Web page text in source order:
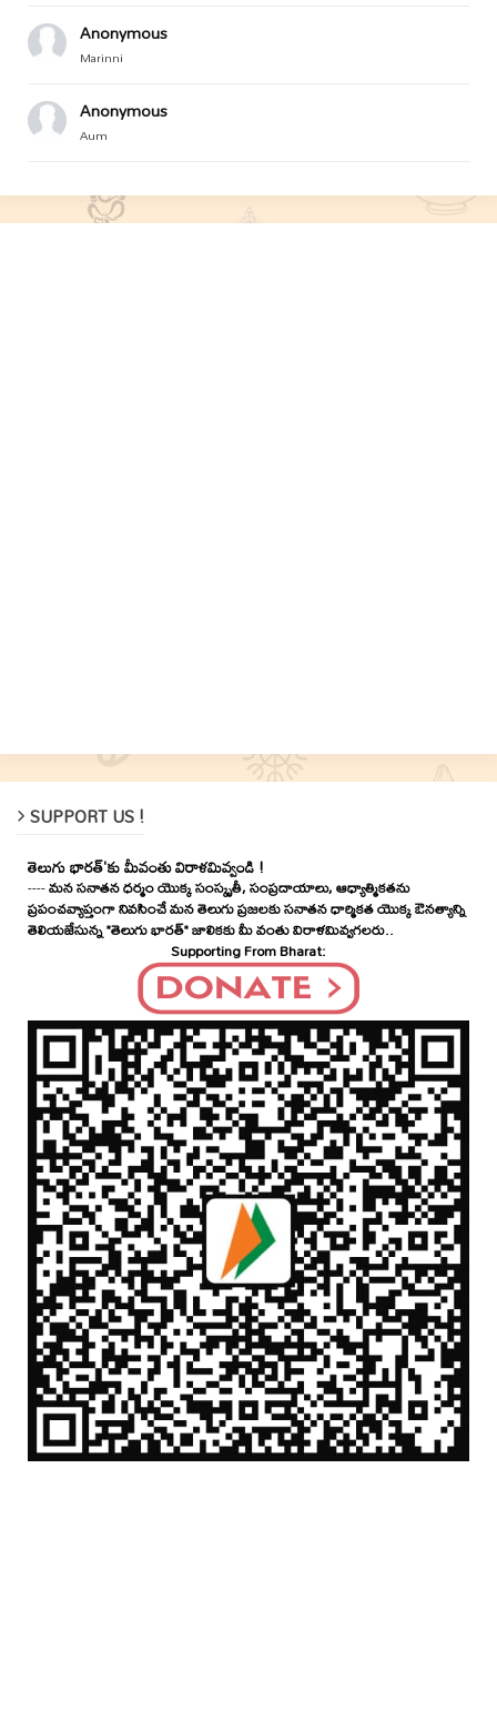
Anonymous
Marinni
Anonymous
Aum
SUPPORT US !
తెలుగు భారత్'కు మీవంతు విరాళమివ్వండి !
----మన సనాతన ధర్మం యొక్క సంస్కృతీ, సంప్రదాయాలు, ఆధ్యాత్మికతను
ప్రపంచవ్యాప్తంగా నివసించే మన తెలుగు ప్రజలకు సనాతన ధార్మికత యొక్క ఔనత్యాన్ని
తెలియజేసున్న "తెలుగు భారత్" జాలికకు మీ వంతు విరాళమివ్వగలరు..
Supporting From Bharat: